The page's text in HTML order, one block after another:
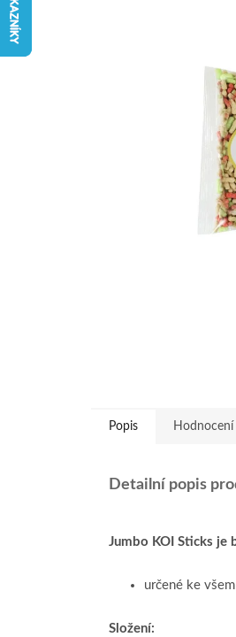
Popis Hodnocení
Detailní popis
Jumbo KOI Sticks je
určené ke
Složení: